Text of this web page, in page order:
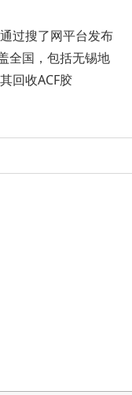
过搜了网平台发布
全国，包括无锡地
回收ACF胶